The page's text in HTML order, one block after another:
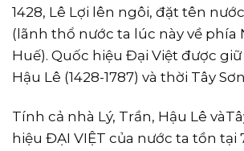
1428, Lê Lợi lên ngôi, đặt tên
(lãnh thổ nước ta lúc này về phía
Huế). Quốc hiệu Ðại Việt được
Hậu Lê (1428-1787) và thời Tây
Tính cả nhà Lý, Trần, Hậu Lê
hiệu ĐẠI VIỆT của nước ta tồn tại